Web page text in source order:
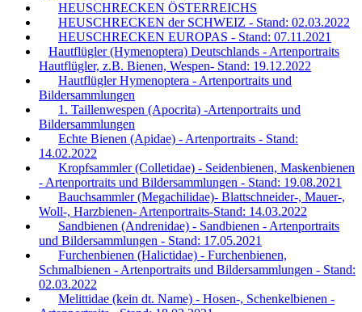
HEUSCHRECKEN ÖSTERREICHS
HEUSCHRECKEN der SCHWEIZ - Stand: 02.03.2022
HEUSCHRECKEN EUROPAS - Stand: 07.11.2021
Hautflügler (Hymenoptera) Deutschlands - Artenportraits
Hautflügler, z.B. Bienen, Wespen- Stand: 19.12.2022
Hautflügler Hymenoptera - Artenportraits und
Bildersammlungen
1. Taillenwespen (Apocrita) -Artenportraits und
Bildersammlungen
Echte Bienen (Apidae) - Artenportraits - Stand:
14.02.2022
Kropfsammler (Colletidae) - Seidenbienen, Maskenbienen
- Artenportraits und Bildersammlungen - Stand: 19.08.2021
Bauchsammler (Megachilidae)- Blattschneider-, Mauer-,
Woll-, Harzbienen- Artenportraits-Stand: 14.03.2022
Sandbienen (Andrenidae) - Sandbienen - Artenportraits
und Bildersammlungen - Stand: 17.05.2021
Furchenbienen (Halictidae) - Furchenbienen,
Schmalbienen - Artenportraits und Bildersammlungen - Stand:
02.03.2022
Melittidae (kein dt. Name) - Hosen-, Schenkelbienen -